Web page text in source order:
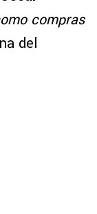
compras
del